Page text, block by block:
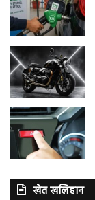
खेत खलिहान